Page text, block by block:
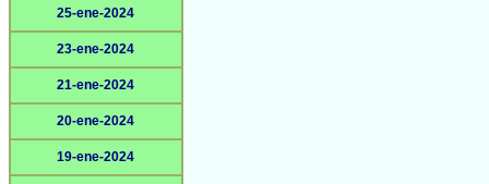
25-ene-2024
23-ene-2024
21-ene-2024
20-ene-2024
19-ene-2024